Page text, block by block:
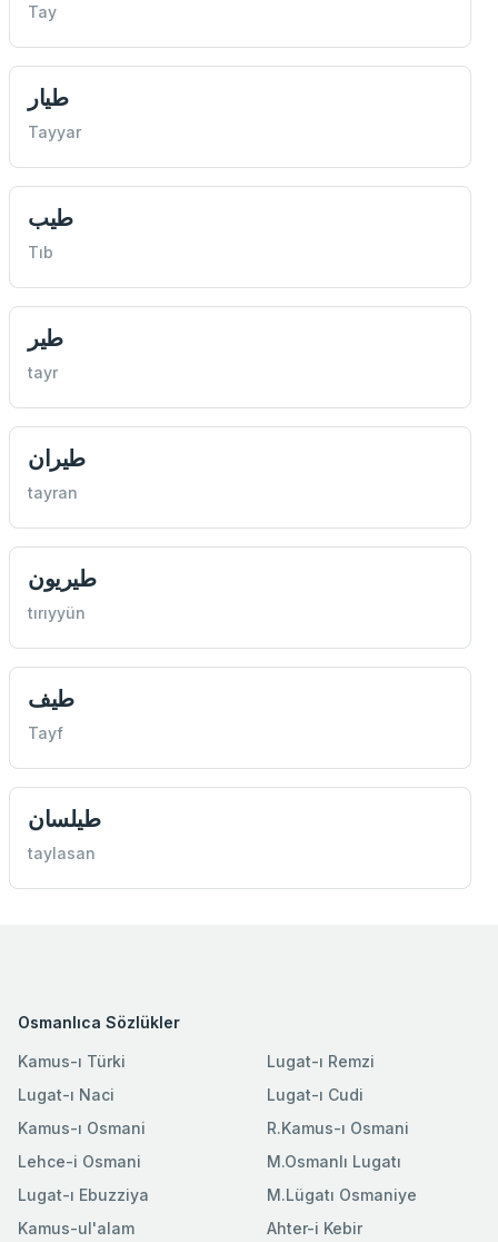
Tay
طيار
Tayyar
طيب
Tıb
طير
tayr
طيران
tayran
طيريون
tırıyyün
طيف
Tayf
طيلسان
taylasan
Osmanlıca Sözlükler
Kamus-ı Türki
Lugat-ı Naci
Kamus-ı Osmani
Lehce-i Osmani
Lugat-ı Ebuzziya
Lugat-ı Remzi
Lugat-ı Cudi
R.Kamus-ı Osmani
M.Osmanlı Lugatı
M.Lügatı Osmaniye
Kamus-ul'alam
Ahter-i Kebir